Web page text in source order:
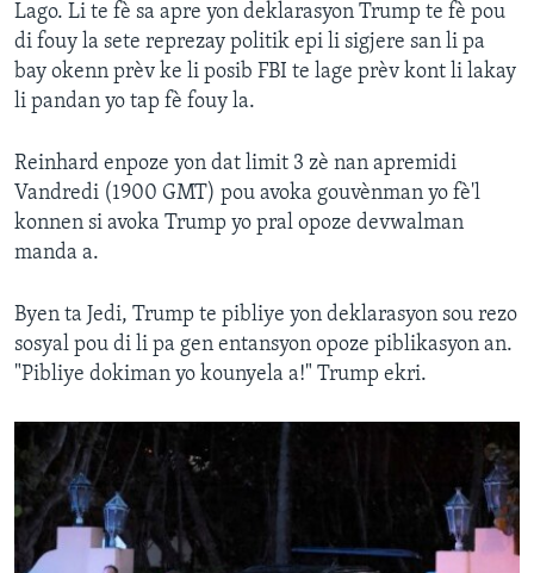
Lago. Li te fè sa apre yon deklarasyon Trump te fè pou
di fouy la sete reprezay politik epi li sigjere san li pa
bay okenn prèv ke li posib FBI te lage prèv kont li lakay
li pandan yo tap fè fouy la.
Reinhard enpoze yon dat limit 3 zè nan apremidi
Vandredi (1900 GMT) pou avoka gouvènman yo fè'l
konnen si avoka Trump yo pral opoze devwalman
manda a.
Byen ta Jedi, Trump te pibliye yon deklarasyon sou rezo
sosyal pou di li pa gen entansyon opoze piblikasyon an.
"Pibliye dokiman yo kounyela a!" Trump ekri.